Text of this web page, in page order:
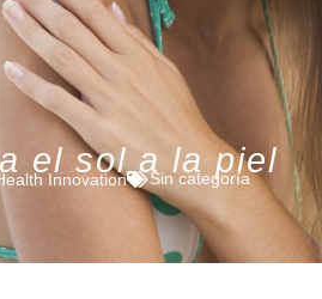
el sol a la piel
Innovation Sin categoría